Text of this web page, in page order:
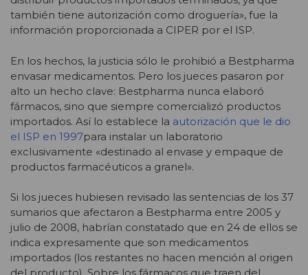
también tiene autorización como droguería», fue la
información proporcionada a CIPER por el ISP.
En los hechos, la justicia sólo le prohibió a Bestpharma
envasar medicamentos. Pero los jueces pasaron por
alto un hecho clave: Bestpharma nunca elaboró
fármacos, sino que siempre comercializó productos
importados. Así lo establece la autorización que le dio
el ISP en 1997para instalar un laboratorio
exclusivamente «destinado al envase y empaque de
productos farmacéuticos a granel».
Si los jueces hubiesen revisado las sentencias de los 37
sumarios que afectaron a Bestpharma entre 2005 y
julio de 2008, habrían constatado que en 24 de ellos se
indica expresamente que son medicamentos
importados (los restantes no hacen mención al origen